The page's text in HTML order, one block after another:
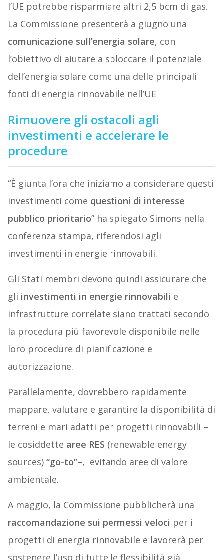
l’UE potrebbe risparmiare altri 2,5 bcm di gas.
La Commissione presenterà a giugno una
comunicazione sull’energia solare, con
l’obiettivo di aiutare a sbloccare il potenziale
dell’energia solare come una delle principali
fonti di energia rinnovabile nell’UE
Rimuovere gli ostacoli agli
investimenti e accelerare le
procedure
“È giunta l’ora che iniziamo a considerare questi
investimenti come questioni di interesse
pubblico prioritario” ha spiegato Simons nella
conferenza stampa, riferendosi agli
investimenti in energie rinnovabili.
Gli Stati membri devono quindi assicurare che
gli investimenti in energie rinnovabili e
infrastrutture correlate siano trattati secondo
la procedura più favorevole disponibile nelle
loro procedure di pianificazione e
autorizzazione.
Parallelamente, dovrebbero rapidamente
mappare, valutare e garantire la disponibilità di
terreni e mari adatti per progetti rinnovabili –
le cosiddette aree RES (renewable energy
sources)“go-to”–, evitando aree di valore
ambientale.
A maggio, la Commissione pubblicherà una
raccomandazione sui permessi veloci per i
progetti di energia rinnovabile e lavorerà per
sostenere l’uso di tutte le flessibilità già